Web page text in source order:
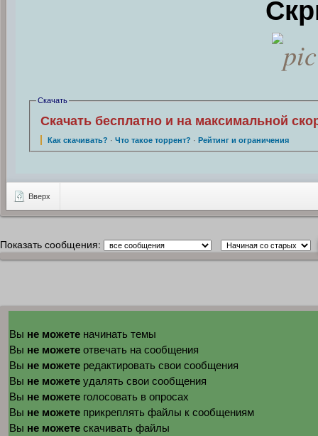
Скачать
Скачать бесплатно и на максимальной
Как скачивать? ·Что такое торрент? ·Рейтинг и ограничения
Вверх
Показать сообщения:
Вы не можете начинать темы
Вы не можете отвечать на сообщения
Вы не можете редактировать свои сообщения
Вы не можете удалять свои сообщения
Вы не можете голосовать в опросах
Вы не можете прикреплять файлы к сообщениям
Вы не можете скачивать файлы